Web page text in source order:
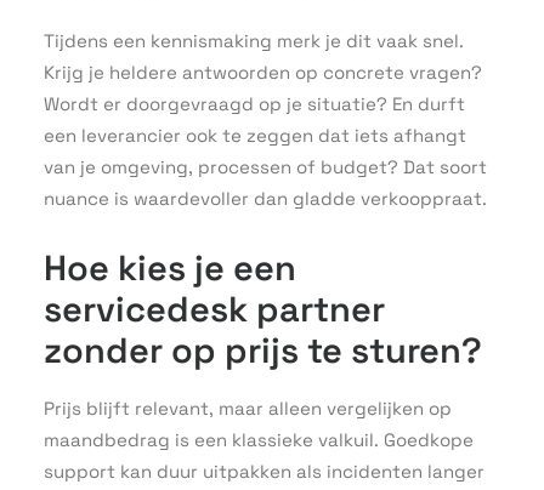
Tijdens een kennismaking merk je dit vaak snel.
Krijg je heldere antwoorden op concrete vragen?
Wordt er doorgevraagd op je situatie? En durft
een leverancier ook te zeggen dat iets afhangt
van je omgeving, processen of budget? Dat soort
nuance is waardevoller dan gladde verkooppraat.
Hoe kies je een
servicedesk partner
zonder op prijs te sturen?
Prijs blijft relevant, maar alleen vergelijken op
maandbedrag is een klassieke valkuil. Goedkope
support kan duur uitpakken als incidenten langer